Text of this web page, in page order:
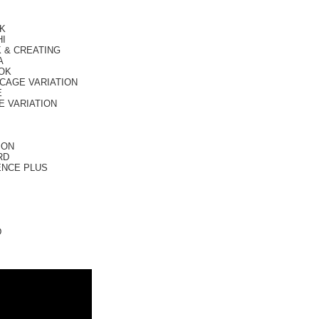
& CREATING
VARIATION
VARIATION
PLUS